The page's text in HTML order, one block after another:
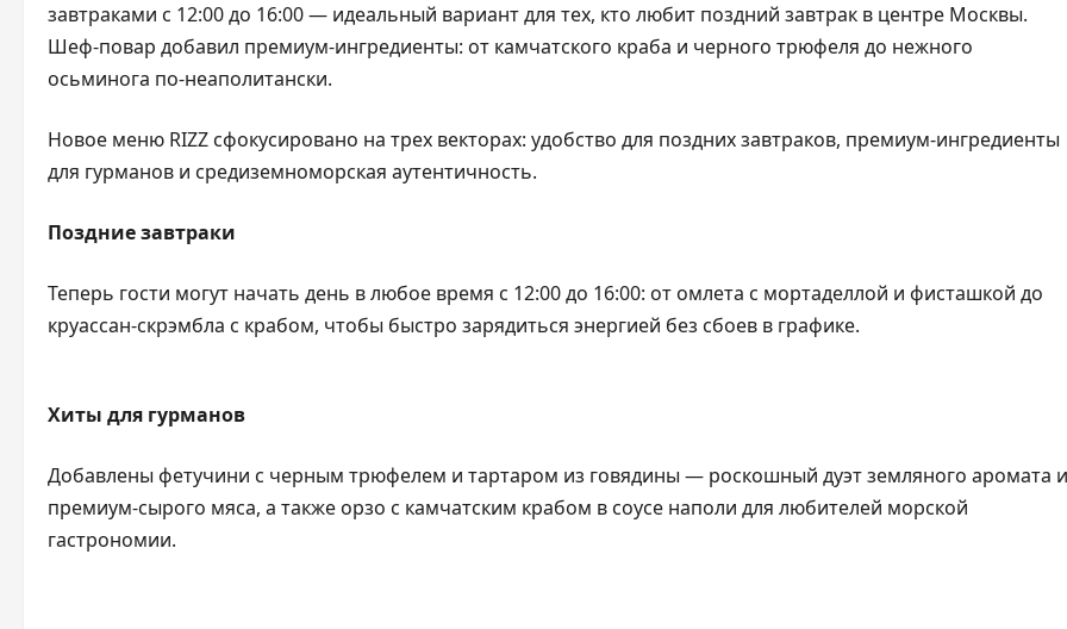
завтраками с 12:00 до 16:00 — идеальный вариант для тех, кто любит поздний завтрак в центре Москвы.
Шеф-повар добавил премиум-ингредиенты: от камчатского краба и черного трюфеля до нежного
осьминога по-неаполитански.
Новое меню RIZZ сфокусировано на трех векторах: удобство для поздних завтраков, премиум-ингредиенты
для гурманов и средиземноморская аутентичность.
Поздние завтраки
Теперь гости могут начать день в любое время с 12:00 до 16:00: от омлета с мортаделлой и фисташкой до
круассан-скрэмбла с крабом, чтобы быстро зарядиться энергией без сбоев в графике.
Хиты для гурманов
Добавлены фетучини с черным трюфелем и тартаром из говядины — роскошный дуэт земляного аромата и
премиум-сырого мяса, а также орзо с камчатским крабом в соусе наполи для любителей морской
гастрономии.